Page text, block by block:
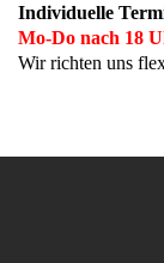
Individuelle
Mo-Do nach 18
Wir richten uns